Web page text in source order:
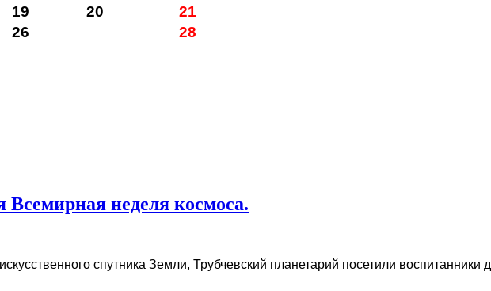
19 20
21
26
28
Всемирная неделя космоса.
спутника Земли, Трубчевский планетарий посетили воспитанники